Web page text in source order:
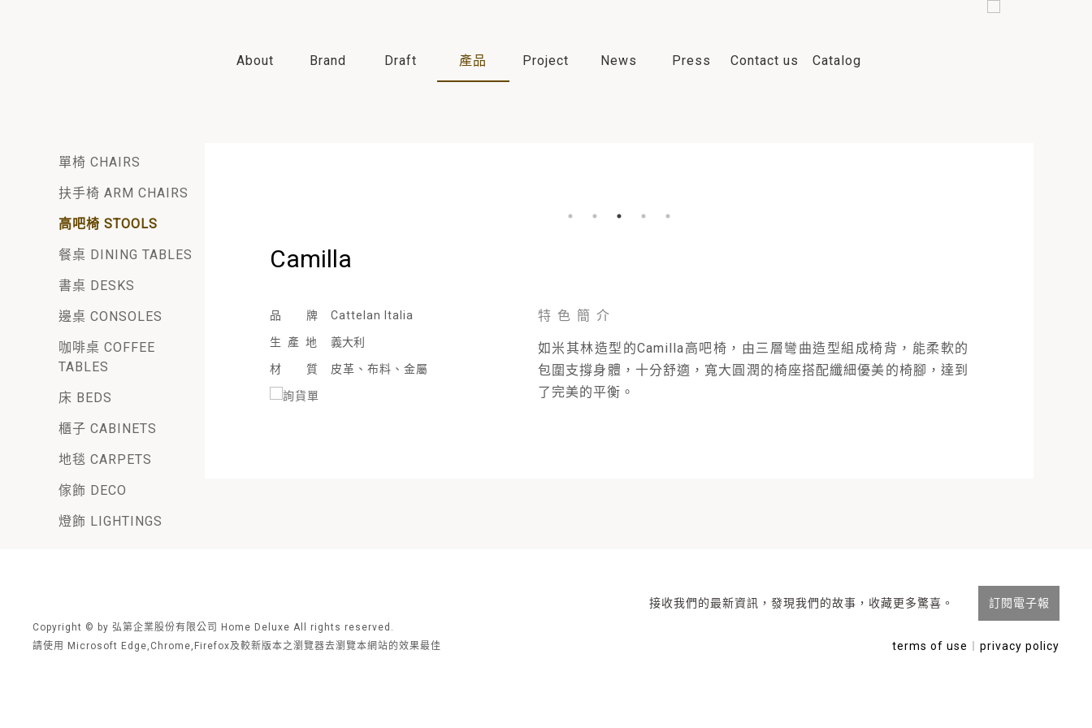
About Brand Draft 產品 Project News Press Contact us Catalog
單椅 CHAIRS
扶手椅 ARM CHAIRS
高吧椅 STOOLS
餐桌 DINING TABLES
書桌 DESKS
邊桌 CONSOLES
咖啡桌 COFFEE
TABLES
床 BEDS
櫃子 CABINETS
地毯 CARPETS
傢飾 DECO
燈飾 LIGHTINGS
Camilla
品 牌 Cattelan Italia
生產地
義大利
材 質 皮革、布料、金屬
特色簡介
如米其林造型的Camilla高吧椅，由三層彎曲造型組成椅背，能柔軟的
包圍支撐身體，十分舒適，寬大圓潤的椅座搭配纖細優美的椅腳，達到
了完美的平衡。
Copyright © by 弘第企業股份有限公司 Home Deluxe All rights reserved.
請使用 Microsoft Edge,Chrome,Firefox及較新版本之瀏覽器去瀏覽本網站的效果最佳
接收我們的最新資訊，發現我們的故事，收藏更多驚喜。 訂閱電子報
terms of use privacy policy